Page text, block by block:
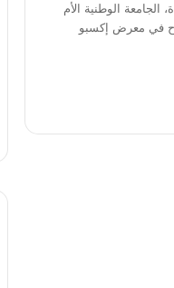
الجامعة الوطنية الأم
في معرض إكسبو